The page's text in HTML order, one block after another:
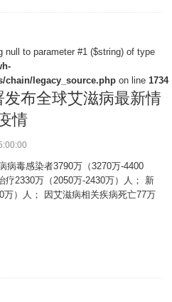
null to parameter #1 ($string) of type
chain/legacy_source.php on line 1734
布全球艾滋病最新情
情
病毒感染者3790万（3270万-4400
2330万（2050万-2430万）人； 新
万）人； 因艾滋病相关疾病死亡77万